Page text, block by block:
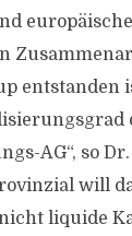
entstanden
AG“, so
will
liquide